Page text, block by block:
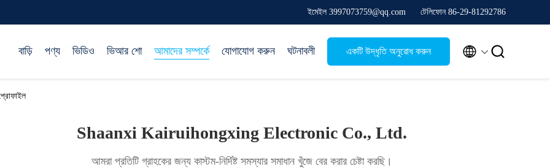
ইমেইল 3997073759@qq.com টেলিফোন 86-29-81292786
বাড়ি পণ্য ভিডিও ভিআর শো আমাদের সম্পর্কে যোগাযোগ করুন ঘটনাবলী একটি উদ্ধৃতি অনুরোধ করুন  
Shaanxi Kairuihongxing Electronic Co., Ltd.
আমরা প্রতিটি গ্রাহকের জন্য কাস্টম-নির্দিষ্ট সমস্যার সমাধান খুঁজে বের করার চেষ্টা করছি।